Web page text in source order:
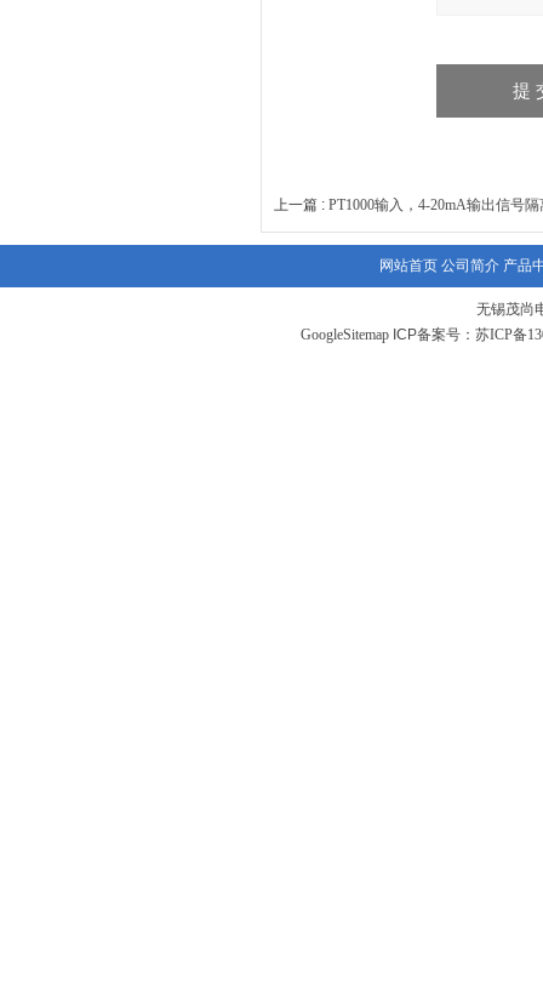
上一篇 : PT1000输入，4-20mA输出信号
网站首页 公司简介 产品
无锡茂尚
GoogleSitemapICP备案号： 苏ICP备